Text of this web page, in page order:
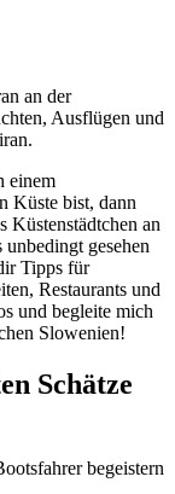
an der
Ausflügen und
einem
Küste bist, dann
Küstenstädtchen an
gesehen
Tipps für
Restaurants und
und begleite mich
Slowenien!
Schätze
begeistern